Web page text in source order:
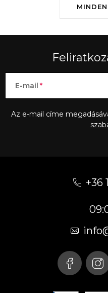
E-mail
Az e-mail címe
+36
info